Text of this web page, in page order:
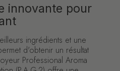
innovante pour
ingrédients et une
d'obtenir un résultat
Professional Aroma